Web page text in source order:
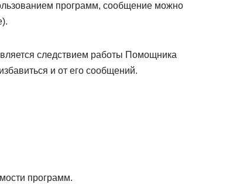
программ, сообщение можно
следствием работы Помощника
и от его сообщений.
программ.